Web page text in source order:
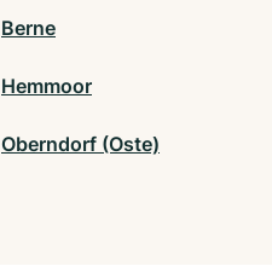
Berne
Hemmoor
Oberndorf (Oste)